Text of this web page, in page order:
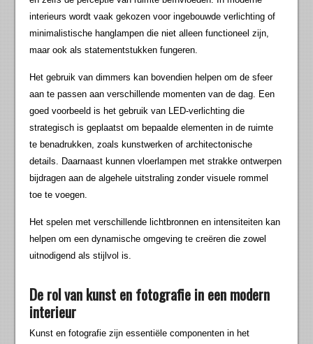
interieurs wordt vaak gekozen voor ingebouwde verlichting of
minimalistische hanglampen die niet alleen functioneel zijn,
maar ook als statementstukken fungeren.
Het gebruik van dimmers kan bovendien helpen om de sfeer
aan te passen aan verschillende momenten van de dag. Een
goed voorbeeld is het gebruik van LED-verlichting die
strategisch is geplaatst om bepaalde elementen in de ruimte
te benadrukken, zoals kunstwerken of architectonische
details. Daarnaast kunnen vloerlampen met strakke ontwerpen
bijdragen aan de algehele uitstraling zonder visuele rommel
toe te voegen.
Het spelen met verschillende lichtbronnen en intensiteiten kan
helpen om een dynamische omgeving te creëren die zowel
uitnodigend als stijlvol is.
De rol van kunst en fotografie in een modern
interieur
Kunst en fotografie zijn essentiële componenten in het